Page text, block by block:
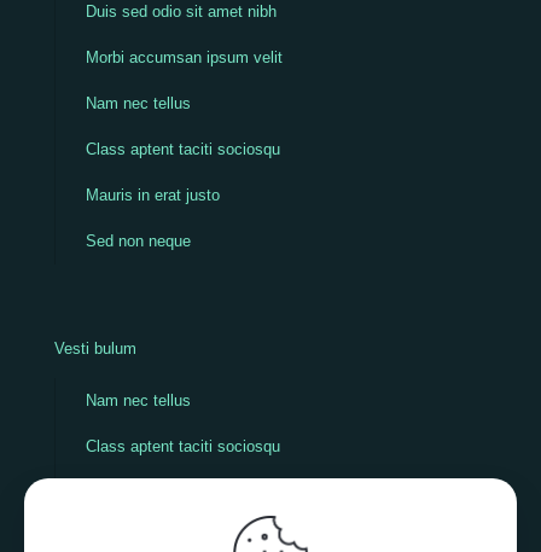
Duis sed odio sit amet nibh
Morbi accumsan ipsum velit
Nam nec tellus
Class aptent taciti sociosqu
Mauris in erat justo
Sed non neque
Vesti bulum
Nam nec tellus
Class aptent taciti sociosqu